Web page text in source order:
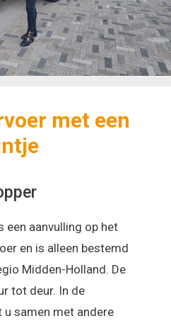
met een
een aanvulling op het
en is alleen bestemd
Midden-Holland. De
tot deur. In de
u samen met andere